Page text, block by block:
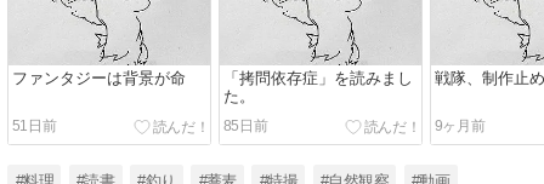
ファンタジーは背景が命
51日前
「拷問依存症」を読みまし
た。
85日前
戦隊、制作止
9ヶ月前